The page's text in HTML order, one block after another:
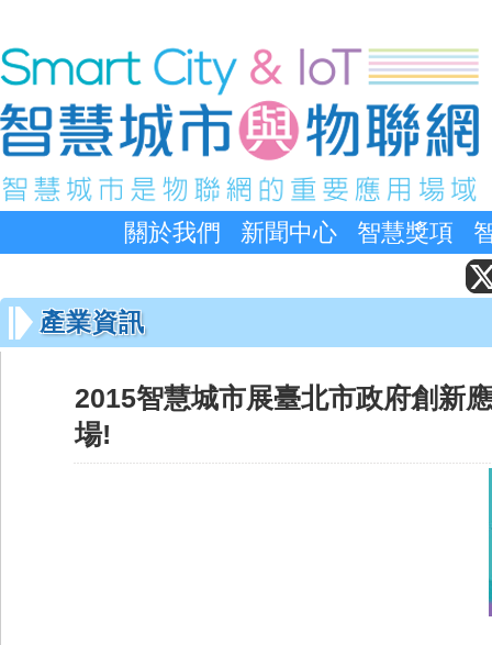
關於我們 新聞中心 智慧獎項
產業資訊
2015智慧城市展臺北市政府創新
場!